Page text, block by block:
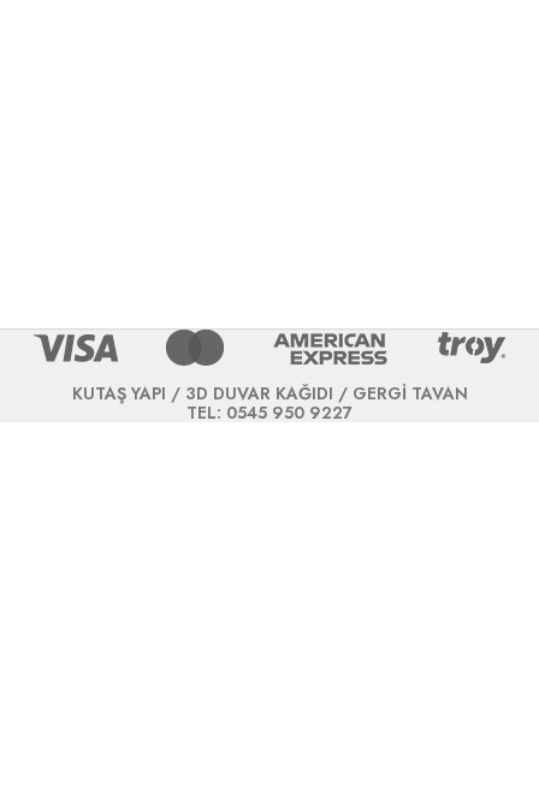
KUTAŞ YAPI / 3D DUVAR KAĞIDI / GERGİ TAVAN
TEL: 0545 950 9227